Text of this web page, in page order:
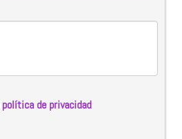
política de privacidad